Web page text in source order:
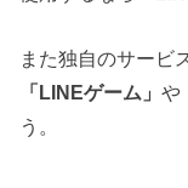
また独自のサービ
「LINEゲーム」や
う。